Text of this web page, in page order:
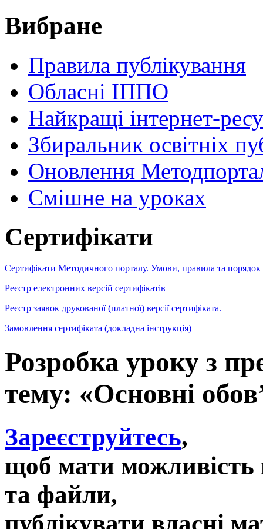
Вибране
Правила публікування
Обласні ІППО
Найкращі інтернет-
Збиральник освітніх
Оновлення
Cмішне на уроках
Сертифікати
Сертифікати Методичного порталу. Умови, правила та порядок
Реєстр електронних версій сертифікатів
Реєстр заявок друкованої (платної) версії сертифіката.
Замовлення сертифіката (докладна інструкція)
Розробка уроку з
тему: «Основні
Зареєструйтесь,
щоб мати можливість
та файли,
публікувати власні